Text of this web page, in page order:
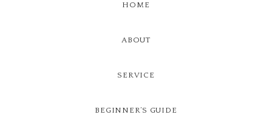
HOME
ABOUT
SERVICE
BEGINNER’S GUIDE